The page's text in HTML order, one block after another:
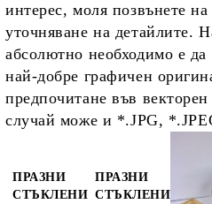
интерес, моля позвънете
уточняване на детайлите.
абсолютно необходимо е
най-добре графичен
предпочитане във
случай може и *.JPG,
ПРАЗНИ
СТЪКЛЕНИ
ПРАЗНИ
СТЪКЛЕНИ